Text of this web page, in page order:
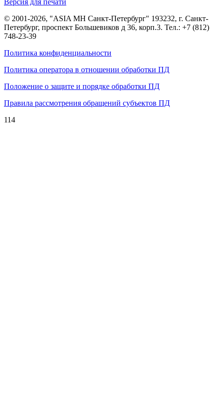
© 2001-2026, "ASIA MH Санкт-Петербург" 193232, г. Санкт-
Петербург, проспект Большевиков д 36, корп.3. Тел.: +7 (812)
748-23-39
Политика конфиденциальности
Политика оператора в отношении обработки ПД
Положение о защите и порядке обработки ПД
Правила рассмотрения обращений субъектов ПД
114